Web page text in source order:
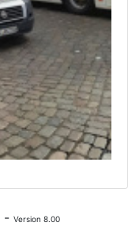
- Version 8.00